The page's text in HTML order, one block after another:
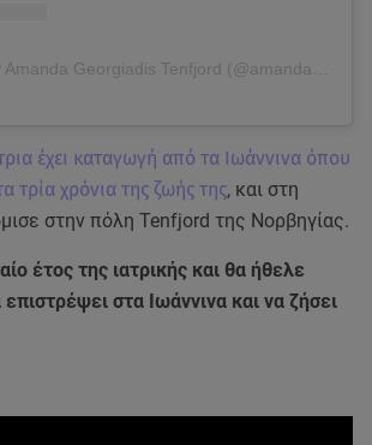
A post shared by Amanda Georgiadis Tenfjord (@amandatenfjord)
έχει καταγωγή από τα Ιωάννινα όπου
τρία χρόνια της ζωής της, και στη
στην πόλη Tenfjord της Νορβηγίας.
έτος της ιατρικής και θα ήθελε
στα Ιωάννινα και να ζήσει